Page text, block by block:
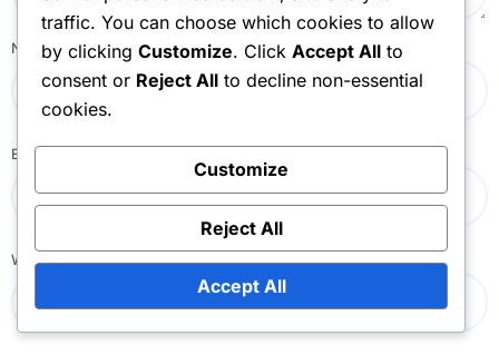
Name*
Email
Website
traffic. You can choose which cookies to allow
by clicking Customize. Click Accept All to
consent or Reject All to decline non-essential
cookies.
Customize
Reject All
Accept All